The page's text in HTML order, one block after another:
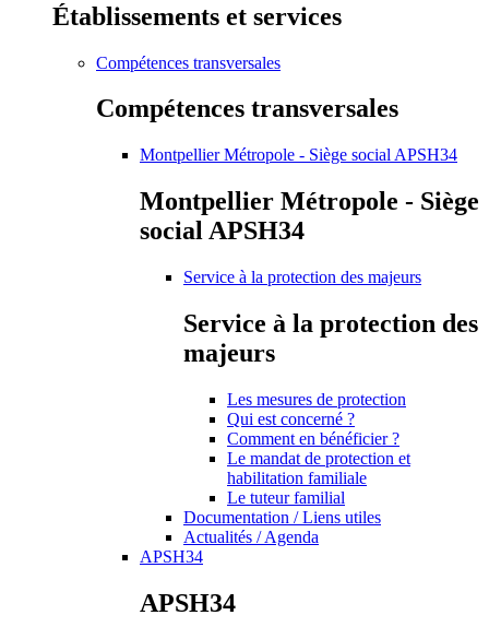
Établissements et services
Compétences transversales
Compétences transversales
Montpellier Métropole - Siège social APSH34
Montpellier Métropole - Siège
social APSH34
Service à la protection des majeurs
Service à la protection des
majeurs
Les mesures de protection
Qui est concerné ?
Comment en bénéficier ?
Le mandat de protection et
habilitation familiale
Le tuteur familial
Documentation / Liens utiles
Actualités / Agenda
APSH34
APSH34